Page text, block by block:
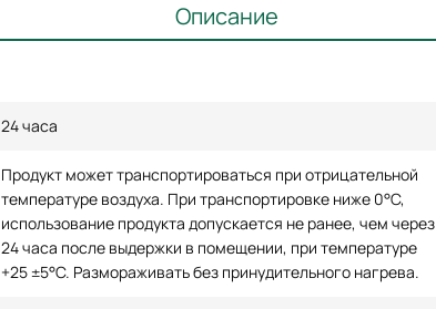
Описание
24 часа
Продукт может транспортироваться при отрицательной
температуре воздуха. При транспортировке ниже 0°С,
использование продукта допускается не ранее, чем через
24 часа после выдержки в помещении, при температуре
+25 ±5°С. Размораживать без принудительного нагрева.